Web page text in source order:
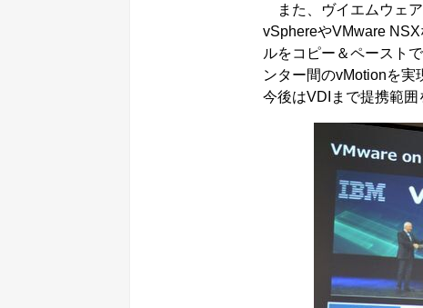
また、ヴイエムウェア
vSphereやVMware
ルをコピー＆ペースト
ンター間のvMotionを実
今後はVDIまで提携範囲